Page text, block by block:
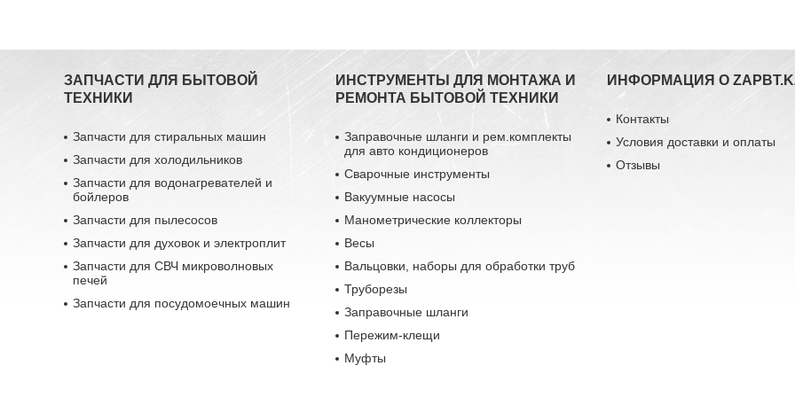
ЗАПЧАСТИ ДЛЯ БЫТОВОЙ
ТЕХНИКИ
Запчасти для стиральных машин
Запчасти для холодильников
Запчасти для водонагревателей и
бойлеров
Запчасти для пылесосов
Запчасти для духовок и электроплит
Запчасти для СВЧ микроволновых
печей
Запчасти для посудомоечных машин
ИНСТРУМЕНТЫ ДЛЯ МОНТАЖА И
РЕМОНТА БЫТОВОЙ ТЕХНИКИ
Заправочные шланги и рем.комплекты
для авто кондиционеров
Сварочные инструменты
Вакуумные насосы
Манометрические коллекторы
Весы
Вальцовки, наборы для обработки труб
Труборезы
Заправочные шланги
Пережим-клещи
Муфты
ИНФОРМАЦИЯ О
Контакты
Условия доставки и оплаты
Отзывы